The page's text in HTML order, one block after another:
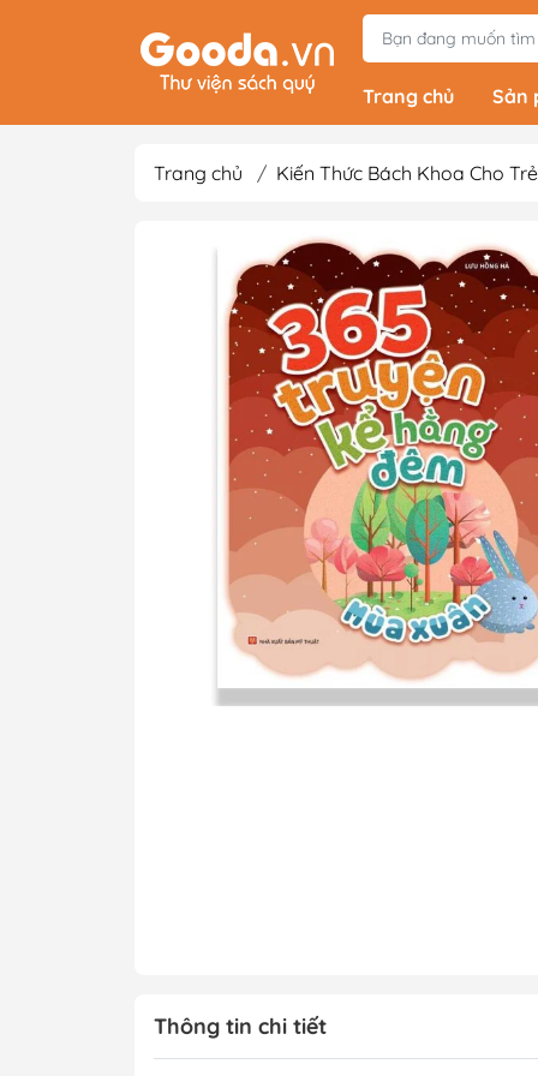
Trang chủ
Sản
Light Novels - Tản
Giả Tưởng - Kinh
Thám
Văn Học Kinh Điển
Xem thêm
Sách Ehon &
Thiếu Nhi
Tô Màu - Luyện
Kiến Thức Bách
Trẻ
Đạo Đức - Kỹ
Xem thêm
Trang chủ / Kiến Thức Bách Khoa Cho Trẻ
Thông tin chi tiết